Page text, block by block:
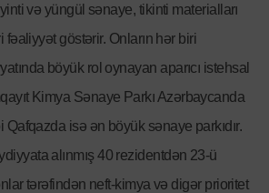
və yüngül sənaye, tikinti materialları
fəaliyyət göstərir. Onların hər biri
böyük rol oynayan aparıcı istehsal
Kimya Sənaye Parkı Azərbaycanda
Qafqazda isə ən böyük sənaye parkıdır.
alınmış 40 rezidentdən 23-ü
tərəfindən neft-kimya və digər prioritet